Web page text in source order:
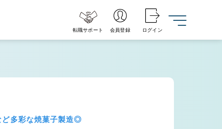
転職サポート 会員登録 ログイン
ど多彩な焼菓子製造◎